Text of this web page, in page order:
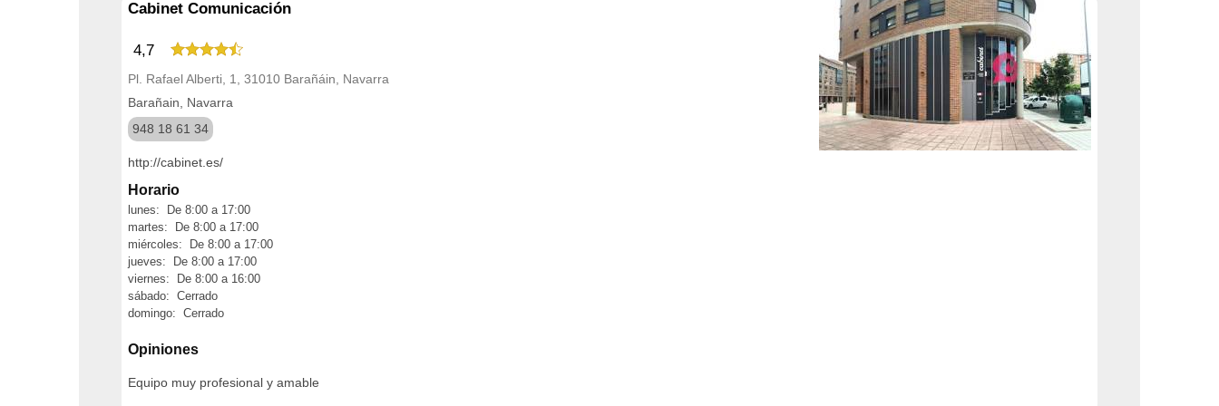
Cabinet Comunicación
4,7
Pl. Rafael Alberti, 1, 31010 Barañáin, Navarra
Barañain, Navarra
948 18 61 34
http://cabinet.es/
Horario
lunes: De 8:00 a 17:00
martes: De 8:00 a 17:00
miércoles: De 8:00 a 17:00
jueves: De 8:00 a 17:00
viernes: De 8:00 a 16:00
sábado: Cerrado
domingo: Cerrado
Opiniones
Equipo muy profesional y amable